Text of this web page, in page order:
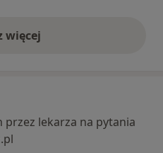
więcej
opinie powyżej
lekarza na pytania